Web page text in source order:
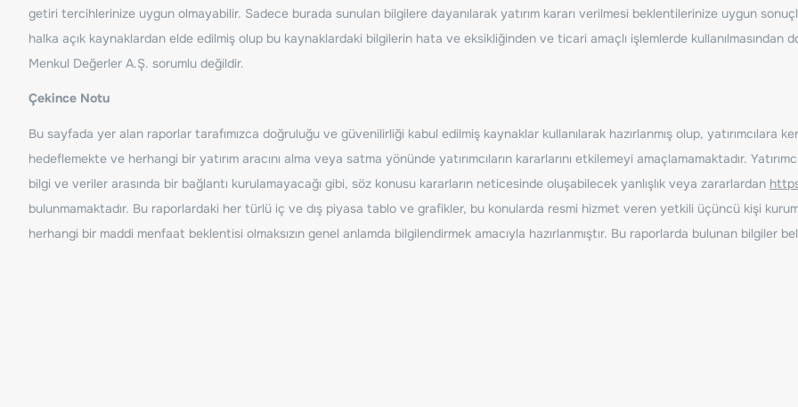
getiri tercihlerinize uygun olmayabilir. Sadece burada sunulan bilgilere dayanılarak yatırım kararı verilmesi beklentilerinize uygun
halka açık kaynaklardan elde edilmiş olup bu kaynaklardaki bilgilerin hata ve eksikliğinden ve ticari amaçlı işlemlerde
Menkul Değerler A.Ş. sorumlu değildir.
Çekince Notu
Bu sayfada yer alan raporlar tarafımızca doğruluğu ve güvenilirliği kabul edilmiş kaynaklar kullanılarak hazırlanmış olup, yatırımcılara
hedeflemekte ve herhangi bir yatırım aracını alma veya satma yönünde yatırımcıların kararlarını etkilemeyi amaçlamamaktadır.
bilgi ve veriler arasında bir bağlantı kurulamayacağı gibi, söz konusu kararların neticesinde oluşabilecek yanlışlık veya zararlardan
bulunmamaktadır. Bu raporlardaki her türlü iç ve dış piyasa tablo ve grafikler, bu konularda resmi hizmet veren yetkili üçüncü kişi
herhangi bir maddi menfaat beklentisi olmaksızın genel anlamda bilgilendirmek amacıyla hazırlanmıştır. Bu raporlarda bulunan bilgiler